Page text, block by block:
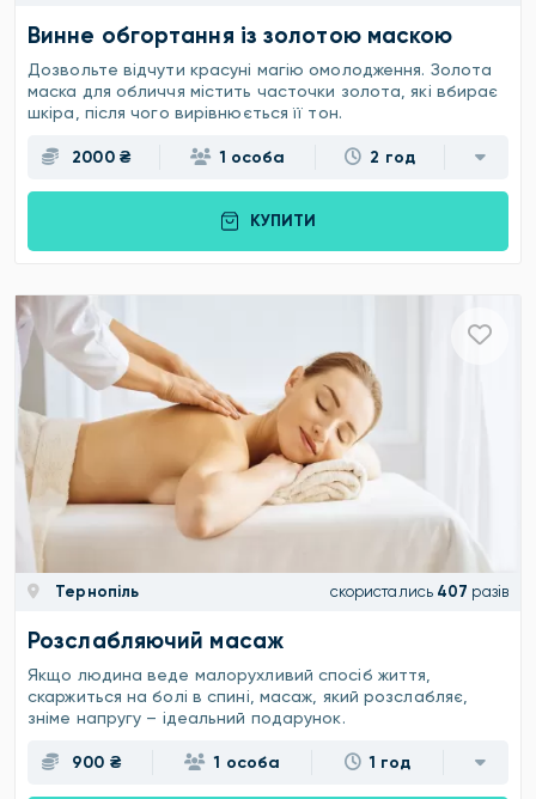
Винне обгортання із золотою маскою
Дозвольте відчути красуні магію омолодження. Золота
маска для обличчя містить часточки золота, які вбирає
шкіра, після чого вирівнюється її тон.
2000 ₴ 1 особа 2 год
КУПИТИ
Тернопіль скористались 407 разів
Розслабляючий масаж
Якщо людина веде малорухливий спосіб життя,
скаржиться на болі в спині, масаж, який розслабляє,
зніме напругу – ідеальний подарунок.
900 ₴ 1 особа 1 год